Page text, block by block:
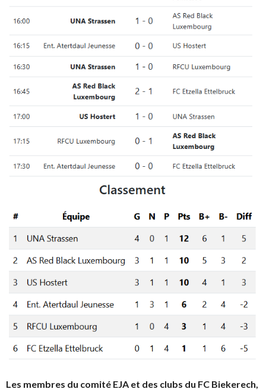
Les membres du comité EJA et des clubs du FC Biekerech,